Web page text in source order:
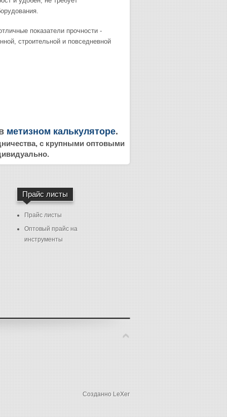
показатели прочности -
строительной и повседневной
метизном калькуляторе.
с крупными оптовыми
Прайс листы
Прайс листы
Оптовый прайс на
инструменты
Созданно LeXer